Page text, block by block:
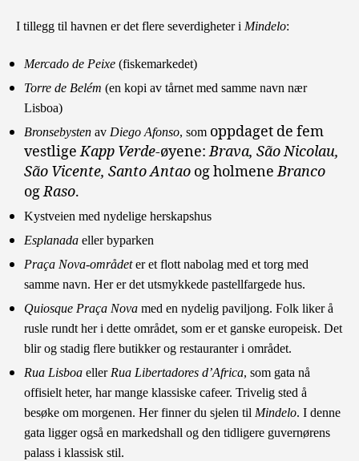
I tillegg til havnen er det flere severdigheter i Mindelo:
Mercado de Peixe (fiskemarkedet)
Torre de Belém (en kopi av tårnet med samme navn nær
Lisboa)
Bronsebysten av Diego Afonso, som oppdaget de fem
vestligeKapp Verde-øyene:Brava, São Nicolau,
São Vicente, Santo Antao og holmeneBranco
ogRaso.
Kystveien med nydelige herskapshus
Esplanada eller byparken
Praça Nova-områdeter et flott nabolag med et torg med
samme navn. Her er det utsmykkede pastellfargede hus.
Quiosque Praça Nova med en nydelig paviljong. Folk liker å
rusle rundt her i dette området, som er et ganske europeisk. Det
blir og stadig flere butikker og restauranter i området.
Rua Lisboa ellerRua Libertadores d’Africa, som gata nå
offisielt heter, har mange klassiske cafeer. Trivelig sted å
besøke om morgenen. Her finner du sjelen til Mindelo. I denne
gata ligger også en markedshall og den tidligere guvernørens
palass i klassisk stil.